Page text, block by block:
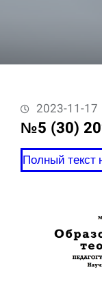
2023-11-17
№5 (30)
Полный текст